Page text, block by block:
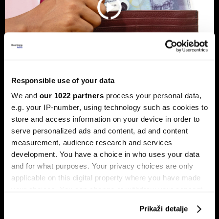
Responsible use of your data
We and our 1022 partners process your personal data,
e.g. your IP-number, using technology such as cookies to
store and access information on your device in order to
serve personalized ads and content, ad and content
measurement, audience research and services
development. You have a choice in who uses your data
and for what purposes. Your privacy choices are only
applicable on this digital property where you have made
Prikaži detalje
Banke traže veći limit za potrošačke
kredite: Prag od 50.000 KM prenizak
Banke u Bosni i Hercegovini (BiH) traže povećanje limita za
potrošačke, odnosno nenamjenske kredite sa sadašnjih
50.000 KM, tvrdeći da taj prag više ne odgovara rastu
plata i životnih troškova.